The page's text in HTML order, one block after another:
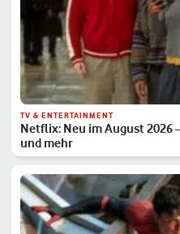
TV & ENTERTAINMENT
Netflix: Neu im August 2026
und mehr